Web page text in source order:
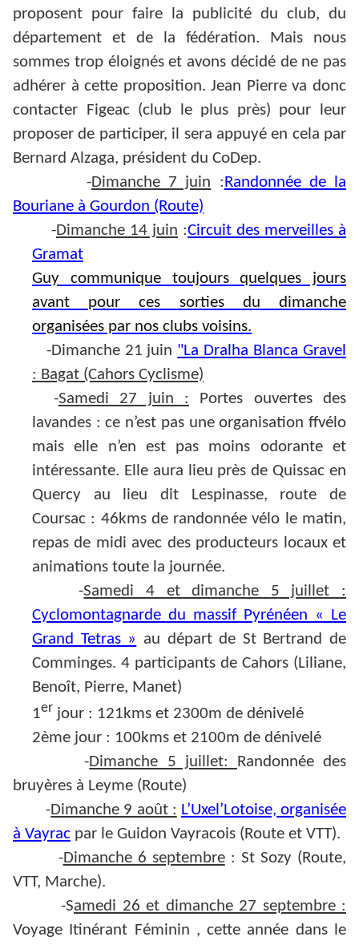
proposent pour faire la publicité du club, du
département et de la fédération. Mais nous
sommes trop éloignés et avons décidé de ne pas
adhérer à cette proposition. Jean Pierre va donc
contacter Figeac (club le plus près) pour leur
proposer de participer, il sera appuyé en cela par
Bernard Alzaga, président du CoDep.
-Dimanche 7 juin : Randonnée de la
Bouriane à Gourdon (Route)
-Dimanche 14 juin :Circuit des merveilles à
Gramat
Guy communique toujours quelques jours
avant pour ces sorties du dimanche
organisées par nos clubs voisins.
-Dimanche 21 juin "La Dralha Blanca Gravel
: Bagat (Cahors Cyclisme)
-Samedi 27 juin : Portes ouvertes des
lavandes : ce n’est pas une organisation ffvélo
mais elle n’en est pas moins odorante et
intéressante. Elle aura lieu près de Quissac en
Quercy au lieu dit Lespinasse, route de
Coursac : 46kms de randonnée vélo le matin,
repas de midi avec des producteurs locaux et
animations toute la journée.
-Samedi 4 et dimanche 5 juillet :
Cyclomontagnarde du massif Pyrénéen « Le
Grand Tetras » au départ de St Bertrand de
Comminges. 4 participants de Cahors (Liliane,
Benoît, Pierre, Manet)
1er jour : 121kms et 2300m de dénivelé
2ème jour : 100kms et 2100m de dénivelé
-Dimanche 5 juillet: Randonnée des
bruyères à Leyme (Route)
-Dimanche 9 août : L’Uxel’Lotoise, organisée
à Vayrac par le Guidon Vayracois (Route et VTT).
-Dimanche 6 septembre: St Sozy (Route,
VTT, Marche).
-Samedi 26 et dimanche 27 septembre :
Voyage Itinérant Féminin , cette année dans le